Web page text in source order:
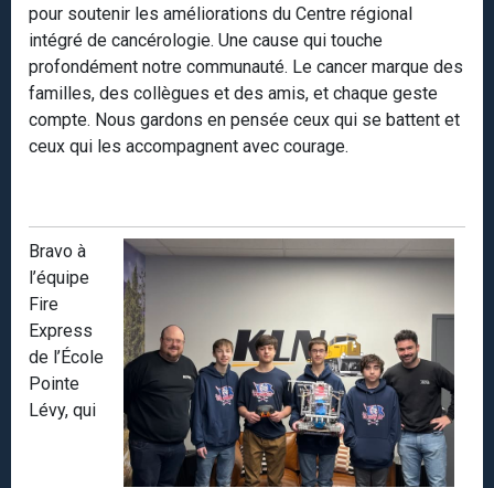
pour soutenir les améliorations du Centre régional
intégré de cancérologie. Une cause qui touche
profondément notre communauté. Le cancer marque des
familles, des collègues et des amis, et chaque geste
compte. Nous gardons en pensée ceux qui se battent et
ceux qui les accompagnent avec courage.
Bravo à
l’équipe
Fire
Express
de l’École
Pointe
Lévy, qui